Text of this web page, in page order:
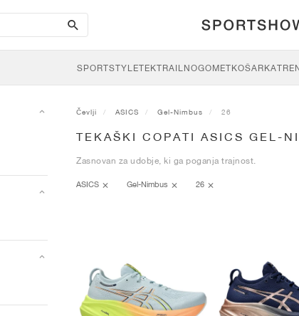
search-
btn
SPORTSTYLETEKTRAILNOGOMETKOŠARKA
Čevlji ASICS Gel-Nimbus 26
TEKAŠKI COPATI ASICS GEL-
Zasnovan za udobje, ki ga poganja trajnost.
ASICS Gel-Nimbus 26